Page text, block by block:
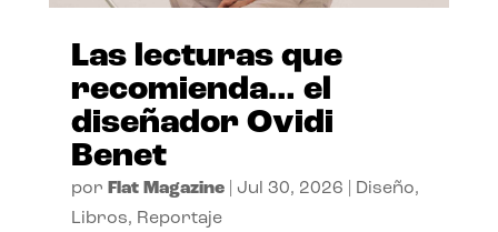
Las lecturas que
recomienda… el
diseñador Ovidi
Benet
por Flat Magazine| Jul 30, 2026 Diseño,
Libros, Reportaje